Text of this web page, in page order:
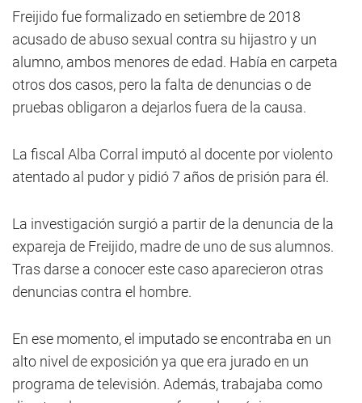
Freijido fue formalizado en setiembre de 2018
acusado de abuso sexual contra su hijastro y un
alumno, ambos menores de edad. Había en carpeta
otros dos casos, pero la falta de denuncias o de
pruebas obligaron a dejarlos fuera de la causa.
La fiscal Alba Corral imputó al docente por violento
atentado al pudor y pidió 7 años de prisión para él.
La investigación surgió a partir de la denuncia de la
expareja de Freijido, madre de uno de sus alumnos.
Tras darse a conocer este caso aparecieron otras
denuncias contra el hombre.
En ese momento, el imputado se encontraba en un
alto nivel de exposición ya que era jurado en un
programa de televisión. Además, trabajaba como